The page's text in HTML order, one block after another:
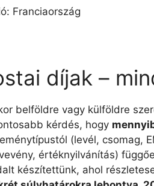
Franciaország
díjak –
belföldre vagy külföldre
kérdés, hogy
(levél, csomag,
értéknyilvánítás)
készítettünk, ahol